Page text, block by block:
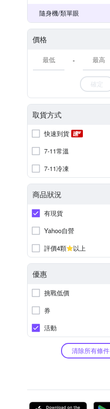
隨身機/類單眼
價格
-
確定
取貨方式
快速到貨
7-11常溫
7-11冷凍
商品狀況
有現貨
Yahoo自營
評價4顆
以上
優惠
挑戰低價
券
活動
清除所有條件